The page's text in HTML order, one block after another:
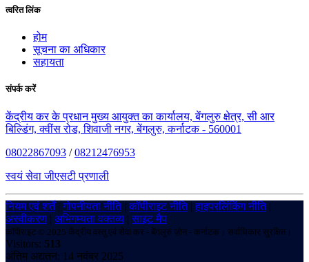
त्वरित लिंक
होम
सूचना का अधिकार
सहायता
संपर्क करें
केंद्रीय कर के प्रधान मुख्य आयुक्त का कार्यालय, बेंगलुरु क्षेत्र, सी आर
बिल्डिंग, क्वींस रोड, शिवाजी नगर, बेंगलुरु, कर्नाटक - 560001
08022867093 /08212476953
स्वयं सेवा जीएसटी प्रणाली
नियम एवं शर्तें|गोपनीयता नीति|कॉपीराइट नीति|हाइपरलिंकिंग नीति|
अस्वीकरण | अभिगम्यता वक्तव्य |साइट मैप
कॉपीराइट © 2025 केंद्रीय वस्तु एवं सेवा कर - बेंगलुरु ज़ोन - कर्नाटक। सर्वाधिकार सुरक्षित।
Visitors: 513
अंतिम अद्यतन: 14 नवंबर 2025